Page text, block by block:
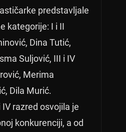
predstavljale
kategorije: I i II
Dina Tutić,
Suljović, III i IV
Merima
Dila Murić.
razred osvojila je
konkurenciji, a od